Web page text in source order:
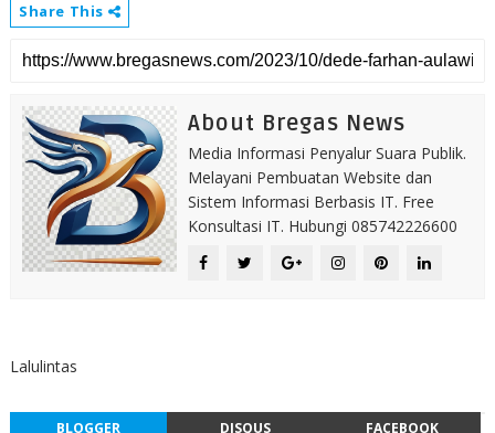
Share This
About Bregas News
Media Informasi Penyalur Suara Publik.
Melayani Pembuatan Website dan
Sistem Informasi Berbasis IT. Free
Konsultasi IT. Hubungi 085742226600
Lalulintas
BLOGGER DISQUS FACEBOOK